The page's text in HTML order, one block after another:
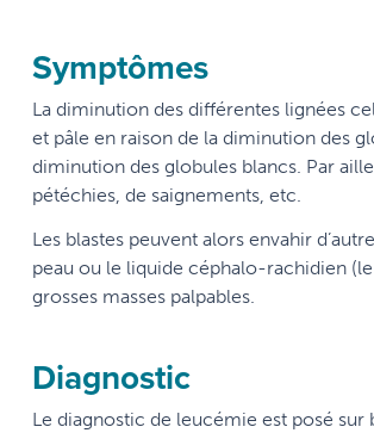
Symptômes
La diminution des différentes lignées
et pâle en raison de la diminution des
diminution des globules blancs. Par
pétéchies, de saignements, etc.
Les blastes peuvent alors envahir
peau ou le liquide céphalo-rachidien
grosses masses palpables.
Diagnostic
Le diagnostic de leucémie est posé sur